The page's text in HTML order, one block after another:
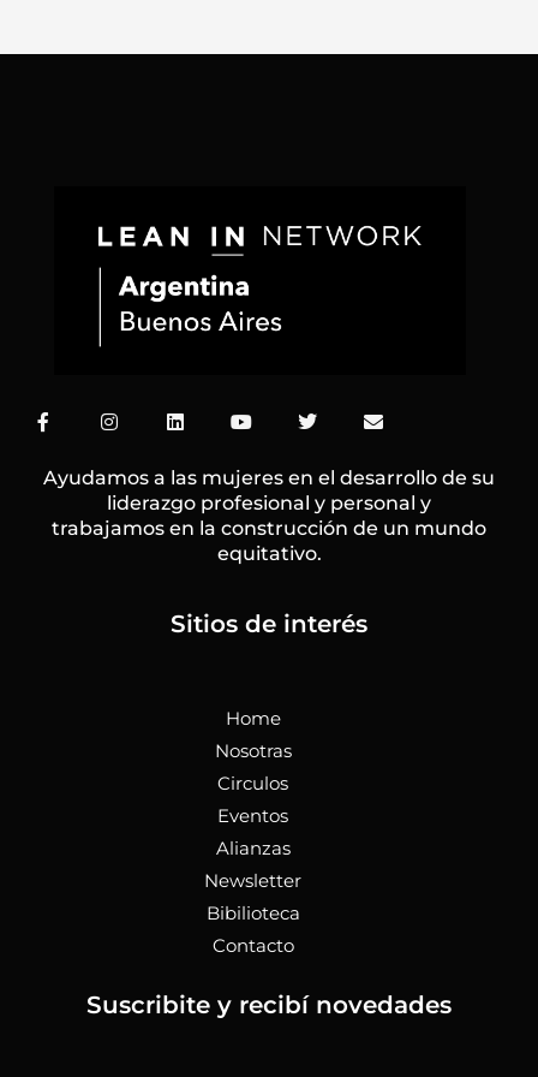
F
a
e
b
o
I
n
t
a
g
r
L
i
k
e
d
i
Y
o
t
u
b
e
T
w
t
t
e
r
E
n
e
l
o
p
Ayudamos a las mujeres en el desarrollo de su
liderazgo profesional y personal y
trabajamos en la construcción de un mundo
equitativo.
Sitios de interés
Home
Nosotras
Circulos
Eventos
Alianzas
Newsletter
Bibilioteca
Contacto
Suscribite y recibí novedades